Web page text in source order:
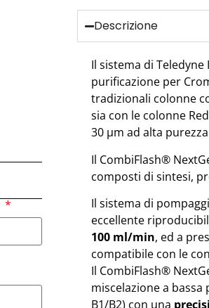
Descrizione
Il sistema di Teledyne
purificazione per
tradizionali colonne
sia con le colonne
30 µm ad alta
Il CombiFlash®
composti di sintesi,
Il sistema di
eccellente
100 ml/min, ed a
compatibile con le
Il CombiFlash®
miscelazione a
B1/B2) con una